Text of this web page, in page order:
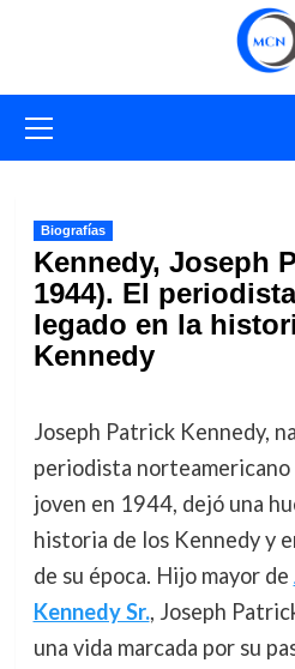
primario
Biografías
Kennedy, Joseph
1944). El
legado en la
Kennedy
Joseph Patrick Kennedy,
periodista
joven en 1944, dejó una
historia de los Kennedy y
de su época. Hijo mayor de
Kennedy Sr., Joseph
una vida marcada por su